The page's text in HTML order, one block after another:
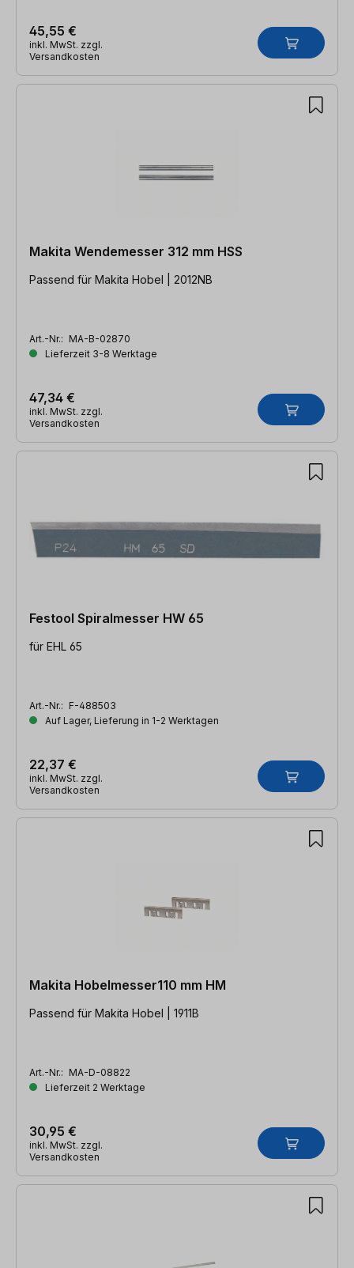
45,55 €
inkl. MwSt. zzgl.
Versandkosten
Makita Wendemesser 312 mm HSS
Passend für Makita Hobel | 2012NB
Art.-Nr.: MA-B-02870
Lieferzeit 3-8 Werktage
47,34 €
inkl. MwSt. zzgl.
Versandkosten
Festool Spiralmesser HW 65
für EHL 65
Art.-Nr.: F-488503
Auf Lager, Lieferung in 1-2 Werktagen
22,37 €
inkl. MwSt. zzgl.
Versandkosten
Makita Hobelmesser110 mm HM
Passend für Makita Hobel | 1911B
Art.-Nr.: MA-D-08822
Lieferzeit 2 Werktage
30,95 €
inkl. MwSt. zzgl.
Versandkosten